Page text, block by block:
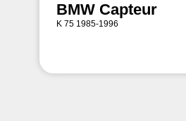
BMW Capteur
K 75 1985-1996